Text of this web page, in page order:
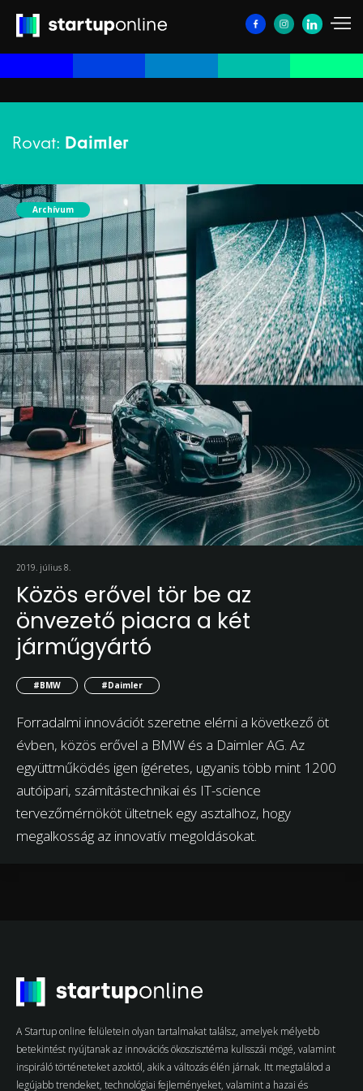
Rovat: Daimler
Archívum
2019. július 8.
Közös erővel tör be az
önvezető piacra a két
járműgyártó
#BMW #Daimler
Forradalmi innovációt szeretne elérni a következő öt
évben, közös erővel a BMW és a Daimler AG. Az
együttműködés igen ígéretes, ugyanis több mint 1200
autóipari, számítástechnikai és IT-science
tervezőmérnököt ültetnek egy asztalhoz, hogy
megalkosság az innovatív megoldásokat.
A Startup online felületein olyan tartalmakat találsz, amelyek mélyebb
betekintést nyújtanak az innovációs ökoszisztéma kulisszái mögé, valamint
inspiráló történeteket azoktól, akik a változás élén járnak. Itt megtalálod a
legújabb trendeket, technológiai fejleményeket, valamint a hazai és